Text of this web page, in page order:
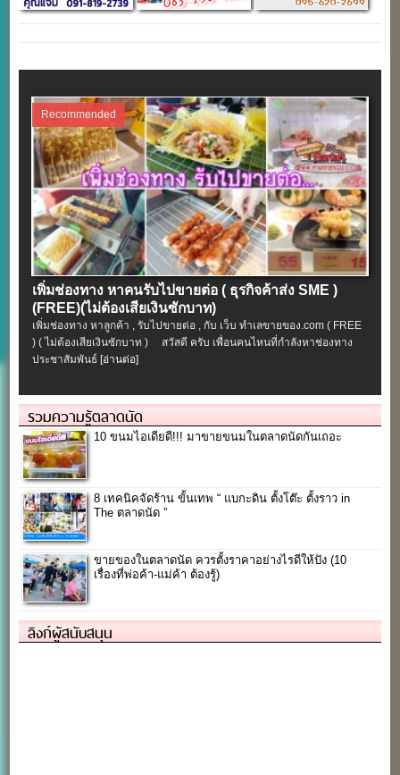
Recommended
เพิ่มช่องทาง หาคนรับไปขายต่อ ( ธุรกิจค้าส่ง SME )
(FREE)(ไม่ต้องเสียเงินซักบาท)
เพิ่มช่องทาง หาลูกค้า , รับไปขายต่อ , กับ เว็บ ทำเลขายของ.com ( FREE
) ( ไม่ต้องเสียเงินซักบาท ) สวัสดี ครับ เพื่อนคนไหนที่กำลังหาช่องทาง
ประชาสัมพันธ์ [อ่านต่อ]
รวมความรู้ตลาดนัด
10 ขนมไอเดียดี!!! มาขายขนมในตลาดนัดกันเถอะ
8 เทคนิคจัดร้าน ขั้นเทพ “ แบกะดิน ตั้งโต๊ะ ตั้งราว in
The ตลาดนัด ”
ขายของในตลาดนัด ควรตั้งราคาอย่างไรดีให้ปัง (10
เรื่องที่พ่อค้า-แม่ค้า ต้องรู้)
ลิงก์ผู้สนับสนุน